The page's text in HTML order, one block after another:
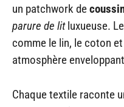
un patchwork de
parure de litluxueuse.
comme le lin, le coton
atmosphère
Chaque textile raconte